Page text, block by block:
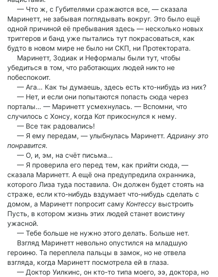
— Что ж, с Губителями сражаются все, — сказала
Маринетт, не забывая поглядывать вокруг. Это было ещё
одной причиной её пребывания здесь — несколько новых
триггеров и банд уже пытались тут покрасоваться, как
будто в новом мире не было ни СКП, ни Протектората.
Маринетт, Зодиак и Неформалы были тут, чтобы
убедиться в том, что работающих людей никто не
побеспокоит.
— Ага… Как ты думаешь, здесь есть кто-нибудь из них?
— Нет, и если они попытаются попасть сюда через
порталы… — Маринетт усмехнулась. — Вспомни, что
случилось с Хонсу, когда Кот прикоснулся к нему.
— Все так радовались!
— Я ему передам, — улыбнулась Маринетт. Адриану это
понравится.
— О, и, эм, на счёт письма…
— Я проверила его перед тем, как прийти сюда, —
сказала Маринетт. А ещё она предупредила охранника,
которого Лиза туда поставила. Он должен будет стоять на
страже, если кто-нибудь вздумает что-нибудь сделать с
домом, а Маринетт попросит саму Контессу выстроить
Пусть, в котором жизнь этих людей станет воистину
ужасной.
— Тебе больше не нужно этого делать. Больше нет.
Взгляд Маринетт невольно опустился на младшую
героиню. Та переплела пальцы в замок, но не отвела
взгляда, когда Маринетт посмотрела ей в глаза.
— Доктор Уилкинс, он кто-то типа моего, ээ, доктора, но